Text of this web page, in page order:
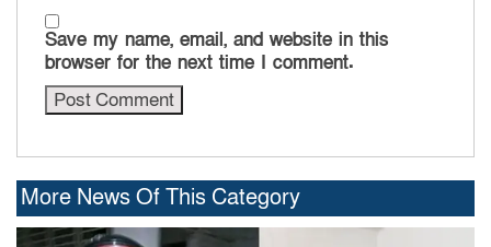
Save my name, email, and website in this
browser for the next time I comment.
More News Of This Category